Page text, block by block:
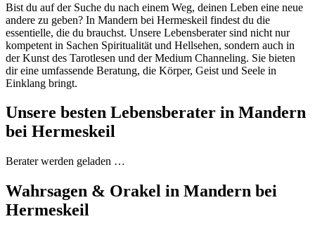
Bist du auf der Suche du nach einem Weg, deinen Leben eine neue
andere zu geben? In Mandern bei Hermeskeil findest du die
essentielle, die du brauchst. Unsere Lebensberater sind nicht nur
kompetent in Sachen Spiritualität und Hellsehen, sondern auch in
der Kunst des Tarotlesen und der Medium Channeling. Sie bieten
dir eine umfassende Beratung, die Körper, Geist und Seele in
Einklang bringt.
Unsere besten Lebensberater in Mandern
bei Hermeskeil
Berater werden geladen …
Wahrsagen & Orakel in Mandern bei
Hermeskeil